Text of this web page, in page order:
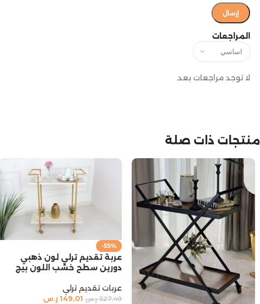
المراجعات
لا توجد مراجعات بعد.
منتجات ذات صلة
-55%
عربة تقديم ترلي لون ذهبي
دورين سطح خشب اللون بيج
عربات تقديم ترلي
327,49 ر.س 149,01 ر.س